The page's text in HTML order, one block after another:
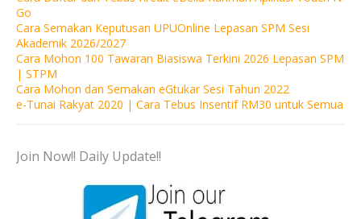
Go
Cara Semakan Keputusan UPUOnline Lepasan SPM Sesi
Akademik 2026/2027
Cara Mohon 100 Tawaran Biasiswa Terkini 2026 Lepasan SPM
| STPM
Cara Mohon dan Semakan eGtukar Sesi Tahun 2022
e-Tunai Rakyat 2020 | Cara Tebus Insentif RM30 untuk Semua
Join Now!! Daily Update!!